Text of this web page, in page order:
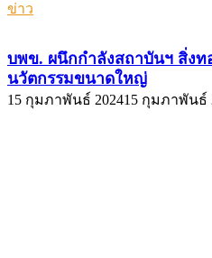
ข่าว
บพข. ผนึกกำลังสถาบันฯ สิ่ง
นวัตกรรมขนาดใหญ่
15 กุมภาพันธ์ 202415 กุมภาพันธ์